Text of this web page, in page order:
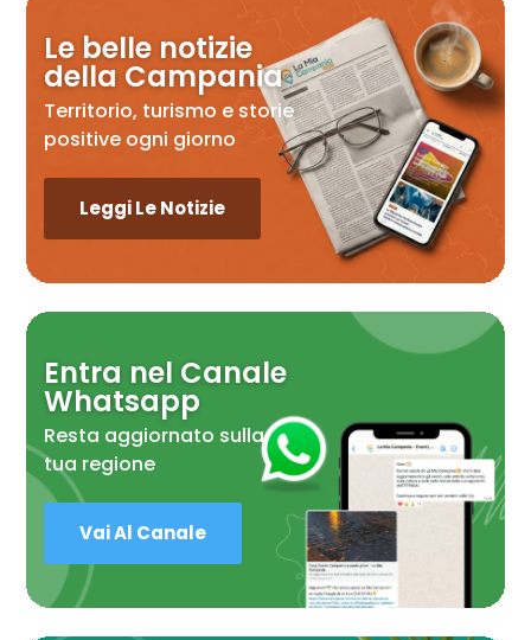
Le belle notizie
della Campania
Territorio, turismo e storie
positive ogni giorno
Leggi Le Notizie
Entra nel Canale
Whatsapp
Resta aggiornato sulla
tua regione
Vai Al Canale